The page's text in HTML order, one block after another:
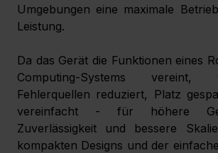
Umgebungen eine maximale
Leistung.
Da das Gerät die Funktionen eines
Computing-Systems vereint,
Fehlerquellen reduziert, Platz
vereinfacht - für höhere
Zuverlässigkeit und bessere
kompakten Designs und der